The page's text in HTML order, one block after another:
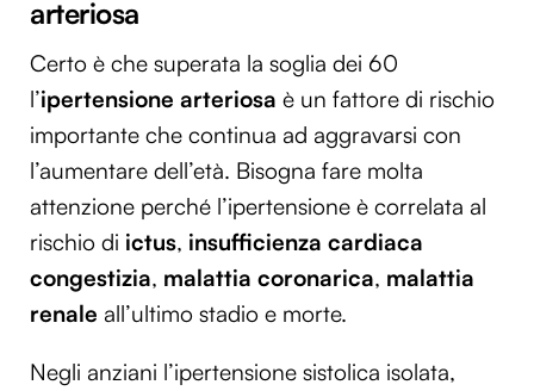
arteriosa
Certo è che superata la soglia dei 60
l’ipertensione arteriosa è un fattore di rischio
importante che continua ad aggravarsi con
l’aumentare dell’età. Bisogna fare molta
attenzione perché l’ipertensione è correlata al
rischio di ictus, insufficienza cardiaca
congestizia, malattia coronarica, malattia
renale all’ultimo stadio e morte.
Negli anziani l’ipertensione sistolica isolata,